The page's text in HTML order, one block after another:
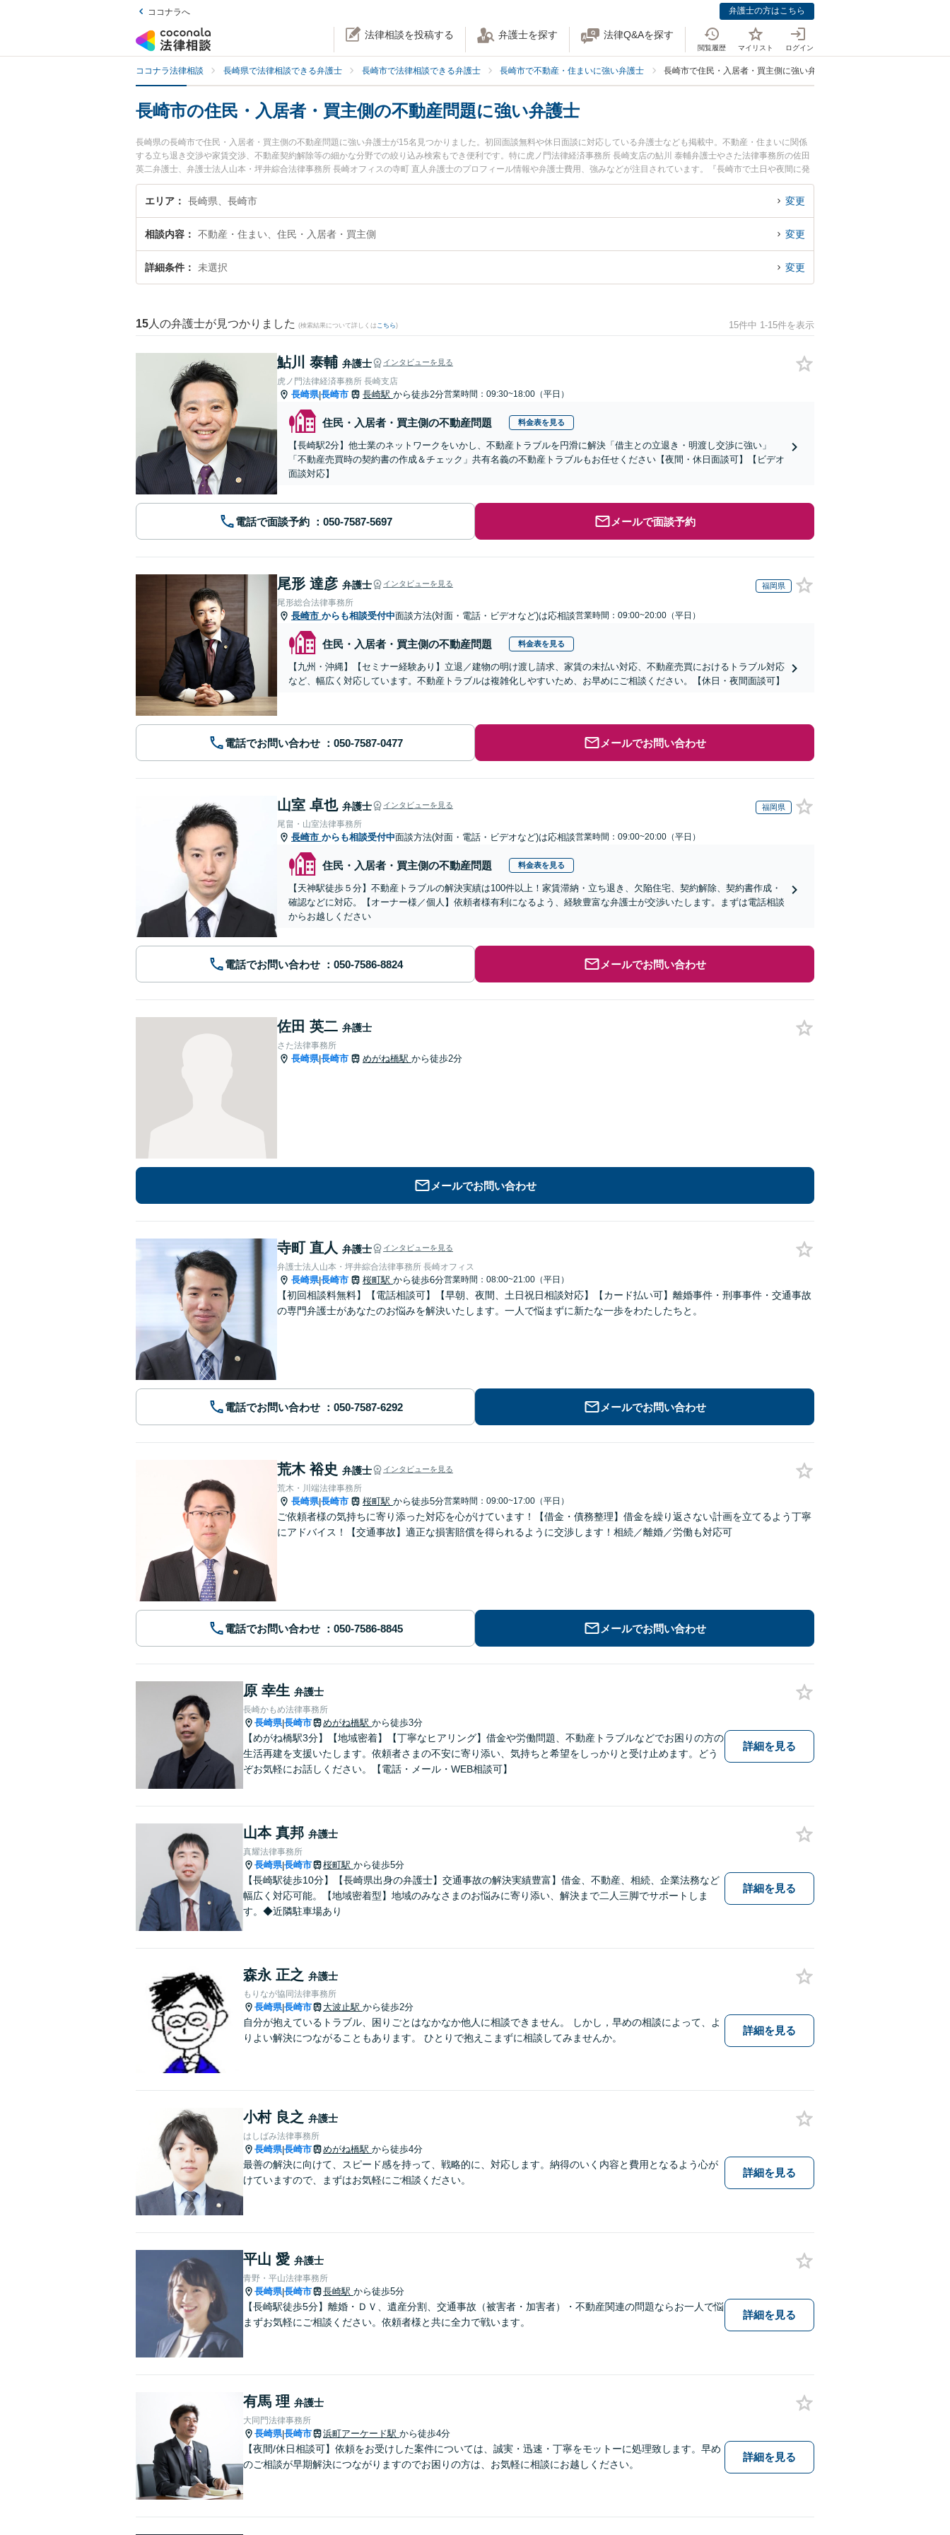
ココナラへ 弁護士の方はこちら
法律相談を投稿する 弁護士を探す 法律Q&Aを探す
閲覧履歴 マイリスト ログイン
ココナラ法律相談 長崎県で法律相談できる弁護士 長崎市で法律相談できる弁護士 長崎市で不動産・住まいに強い弁護士 長崎市で住民・入居者・買主側に強い弁護士
長崎市の住民・入居者・買主側の不動産問題に強い弁護士
長崎県の長崎市で住民・入居者・買主側の不動産問題に強い弁護士が15名見つかりました。初回面談無料や休日面談に対応している弁護士なども掲載中。不動産・住まいに関係
する立ち退き交渉や家賃交渉、不動産契約解除等の細かな分野での絞り込み検索もでき便利です。特に虎ノ門法律経済事務所 長崎支店の鮎川 泰輔弁護士やさた法律事務所の佐田
英二弁護士、弁護士法人山本・坪井綜合法律事務所 長崎オフィスの寺町 直人弁護士のプロフィール情報や弁護士費用、強みなどが注目されています。『長崎市で土日や夜間に発
生した住民・入居者・買主側の不動産問題のトラブルを今すぐに弁護士に相談したい』『住民・入居者・買主側の不動産問題のトラブル解決の実績豊富な近くの弁護士を検索した
い』『初回相談無料で住民・入居者・買主側の不動産問題を法律相談できる長崎市内の弁護士に相談予約したい』などでお困りの相談者さんにおすすめです。
エリア 長崎県、長崎市 変更
相談内容 不動産・住まい、住民・入居者・買主側 変更
詳細条件 未選択 変更
15 人の弁護士が見つかりました (検索結果について詳しくは こちら) 15件中 1-15件を表示
鮎川 泰輔 弁護士 インタビューを見る
虎ノ門法律経済事務所 長崎支店
長崎県|長崎市 長崎駅 から徒歩2分営業時間：09:30~18:00（平日）
住民・入居者・買主側の不動産問題 料金表を見る
【長崎駅2分】他士業のネットワークをいかし、不動産トラブルを円滑に解決「借主との立退き・明渡し交渉に強い」
「不動産売買時の契約書の作成＆チェック」共有名義の不動産トラブルもお任せください【夜間・休日面談可】【ビデオ
面談対応】
電話で面談予約 メールで面談予約
尾形 達彦 弁護士 インタビューを見る 福岡県
尾形総合法律事務所
長崎市 からも相談受付中面談方法(対面・電話・ビデオなど)は応相談営業時間：09:00~20:00（平日）
住民・入居者・買主側の不動産問題 料金表を見る
【九州・沖縄】【セミナー経験あり】立退／建物の明け渡し請求、家賃の未払い対応、不動産売買におけるトラブル対応
など、幅広く対応しています。不動産トラブルは複雑化しやすいため、お早めにご相談ください。【休日・夜間面談可】
電話でお問い合わせ メールでお問い合わせ
山室 卓也 弁護士 インタビューを見る 福岡県
尾畠・山室法律事務所
長崎市 からも相談受付中面談方法(対面・電話・ビデオなど)は応相談営業時間：09:00~20:00（平日）
住民・入居者・買主側の不動産問題 料金表を見る
【天神駅徒歩５分】不動産トラブルの解決実績は100件以上！家賃滞納・立ち退き、欠陥住宅、契約解除、契約書作成・
確認などに対応。【オーナー様／個人】依頼者様有利になるよう、経験豊富な弁護士が交渉いたします。まずは電話相談
からお越しください
電話でお問い合わせ メールでお問い合わせ
佐田 英二 弁護士
さた法律事務所
長崎県|長崎市 めがね橋駅 から徒歩2分
メールでお問い合わせ
寺町 直人 弁護士 インタビューを見る
弁護士法人山本・坪井綜合法律事務所 長崎オフィス
長崎県|長崎市 桜町駅 から徒歩6分営業時間：08:00~21:00（平日）
【初回相談料無料】【電話相談可】【早朝、夜間、土日祝日相談対応】【カード払い可】離婚事件・刑事事件・交通事故
の専門弁護士があなたのお悩みを解決いたします。一人で悩まずに新たな一歩をわたしたちと。
電話でお問い合わせ メールでお問い合わせ
荒木 裕史 弁護士 インタビューを見る
荒木・川端法律事務所
長崎県|長崎市 桜町駅 から徒歩5分営業時間：09:00~17:00（平日）
ご依頼者様の気持ちに寄り添った対応を心がけています！【借金・債務整理】借金を繰り返さない計画を立てるよう丁寧
にアドバイス！【交通事故】適正な損害賠償を得られるように交渉します！相続／離婚／労働も対応可
電話でお問い合わせ メールでお問い合わせ
原 幸生 弁護士
長崎かもめ法律事務所
長崎県|長崎市 めがね橋駅 から徒歩3分
【めがね橋駅3分】【地域密着】【丁寧なヒアリング】借金や労働問題、不動産トラブルなどでお困りの方の
生活再建を支援いたします。依頼者さまの不安に寄り添い、気持ちと希望をしっかりと受け止めます。どう
ぞお気軽にお話しください。【電話・メール・WEB相談可】
詳細を見る
山本 真邦 弁護士
真耀法律事務所
長崎県|長崎市 桜町駅 から徒歩5分
【長崎駅徒歩10分】【長崎県出身の弁護士】交通事故の解決実績豊富】借金、不動産、相続、企業法務など
幅広く対応可能。【地域密着型】地域のみなさまのお悩みに寄り添い、解決まで二人三脚でサポートしま
す。◆近隣駐車場あり
詳細を見る
森永 正之 弁護士
もりなが協同法律事務所
長崎県|長崎市 大波止駅 から徒歩2分
自分が抱えているトラブル、困りごとはなかなか他人に相談できません。 しかし，早めの相談によって、よ
りよい解決につながることもあります。 ひとりで抱えこまずに相談してみませんか。
詳細を見る
小村 良之 弁護士
はしばみ法律事務所
長崎県|長崎市 めがね橋駅 から徒歩4分
最善の解決に向けて、スピード感を持って、戦略的に、対応します。納得のいく内容と費用となるよう心が
けていますので、まずはお気軽にご相談ください。
詳細を見る
平山 愛 弁護士
青野・平山法律事務所
長崎県|長崎市 長崎駅 から徒歩5分
【長崎駅徒歩5分】離婚・ＤＶ、遺産分割、交通事故（被害者・加害者）・不動産関連の問題ならお一人で悩
まずお気軽にご相談ください。依頼者様と共に全力で戦います。
詳細を見る
有馬 理 弁護士
大同門法律事務所
長崎県|長崎市 浜町アーケード駅 から徒歩4分
【夜間/休日相談可】依頼をお受けした案件については、誠実・迅速・丁寧をモットーに処理致します。早め
のご相談が早期解決につながりますのでお困りの方は、お気軽に相談にお越しください。
詳細を見る